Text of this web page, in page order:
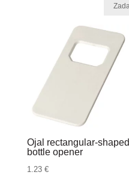
Ojal rectangular-shaped
bottle opener
1.23 €